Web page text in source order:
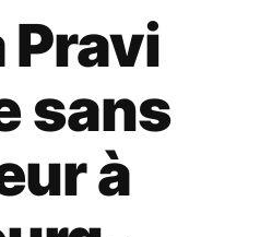
Pravi
sans
à